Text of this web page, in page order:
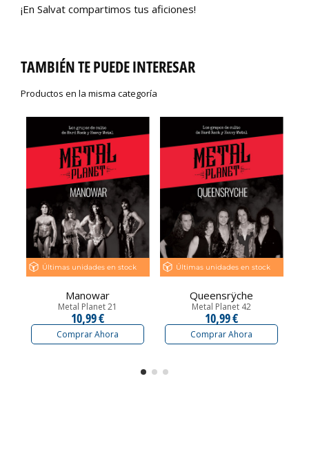
¡En Salvat compartimos tus aficiones!
TAMBIÉN TE PUEDE INTERESAR
Productos en la misma categoría
Últimas unidades en stock
Manowar
Metal Planet 21
10,99 €
Comprar Ahora
Últimas unidades en stock
Queensrÿche
Metal Planet 42
10,99 €
Comprar Ahora